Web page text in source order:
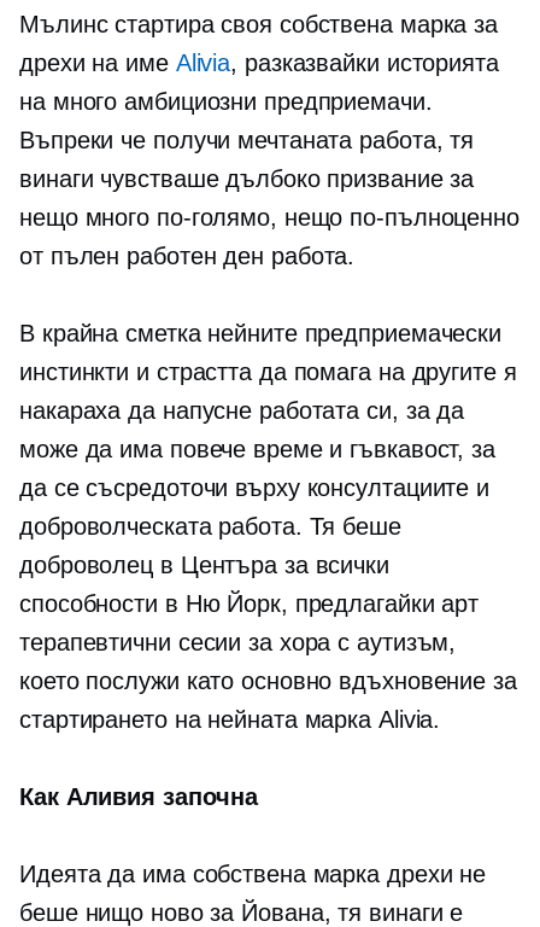
Мълинс стартира своя собствена марка за
дрехи на име Alivia, разказвайки историята
на много амбициозни предприемачи.
Въпреки че получи мечтаната работа, тя
винаги чувстваше дълбоко призвание за
нещо много по-голямо, нещо по-пълноценно
от пълен работен ден работа.
В крайна сметка нейните предприемачески
инстинкти и страстта да помага на другите я
накараха да напусне работата си, за да
може да има повече време и гъвкавост, за
да се съсредоточи върху консултациите и
доброволческата работа. Тя беше
доброволец в Центъра за всички
способности в Ню Йорк, предлагайки арт
терапевтични сесии за хора с аутизъм,
което послужи като основно вдъхновение за
стартирането на нейната марка Alivia.
Как Аливия започна
Идеята да има собствена марка дрехи не
беше нищо ново за Йована, тя винаги е